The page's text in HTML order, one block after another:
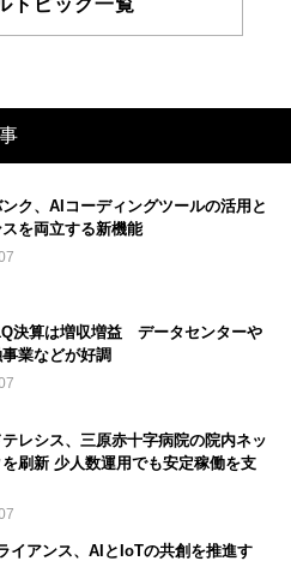
ク、AIコーディングツールの活用と
を両立する新機能
決算は増収増益 データセンターや
業などが好調
レシス、三原赤十字病院の院内ネッ
を刷新 少人数運用でも安定稼働を支
イアンス、AIとIoTの共創を推進す